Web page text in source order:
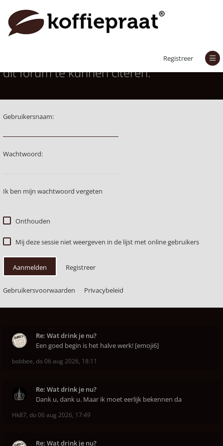
Registreer
Je moet aangemeld zijn om berichten in
dit forum te kunnen citeren.
Gebruikersnaam:
Wachtwoord:
Ik ben mijn wachtwoord vergeten
Onthouden
Mij deze sessie niet weergeven in de lijst met online gebruikers
Aanmelden Registreer
Gebruikersvoorwaarden Privacybeleid
Re: Wat drink je nu?
Een goed begin is het halve werk! [emoji6]
bobbee, do 06 aug 2026, 18:11
Re: Wat drink je nu?
Dank u, dank u. Maar ik moet eerlijk bekennen da
Hk87, do 06 aug 2026, 17:49
Re: Wat drink je nu?